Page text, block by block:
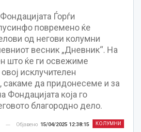
Ѓорѓи
повремено ќе
од негови колумни
весник „Дневник“. На
што ќе ги освежиме
исклучителен
сакаме да придонесеме и за
Фондацијата која го
благородно дело.
КОЛУМНИ
Објавено 15/04/2025 12:38:15